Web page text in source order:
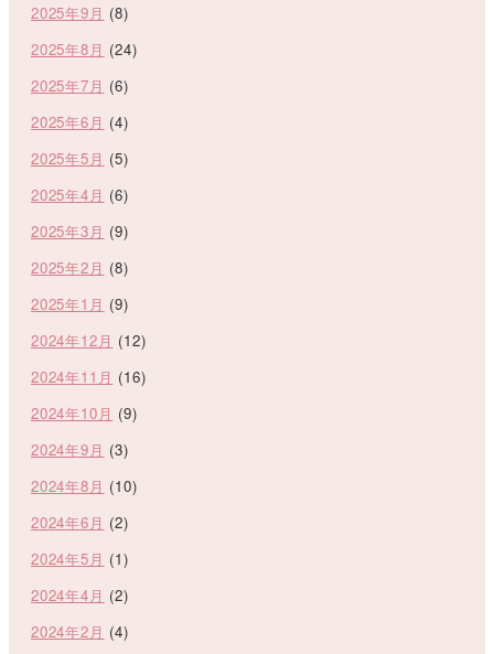
2025年9月 (8)
2025年8月 (24)
2025年7月 (6)
2025年6月 (4)
2025年5月 (5)
2025年4月 (6)
2025年3月 (9)
2025年2月 (8)
2025年1月 (9)
2024年12月 (12)
2024年11月 (16)
2024年10月 (9)
2024年9月 (3)
2024年8月 (10)
2024年6月 (2)
2024年5月 (1)
2024年4月 (2)
2024年2月 (4)